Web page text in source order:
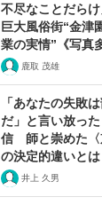
不尽なことだら
巨大風俗街“金津
業の実情”《写真
鹿取 茂雄
「あなたの失敗
だ」と言い放っ
信 師と崇めた〈
の決定的違いとは
井上 久男